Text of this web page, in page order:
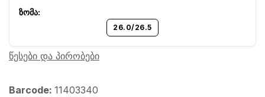
26.0/26.5
წესები და პირობები
Barcode: 11403340